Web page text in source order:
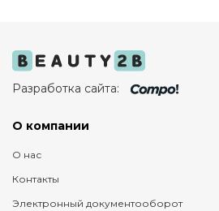
Разработка сайта:
О компании
О нас
Контакты
Электронный документооборот